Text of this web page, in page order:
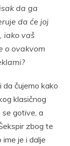
da ga
da će joj
iako vaš
o ovakvom
da čujemo kako
klasičnog
se gotive, a
zbog te
je i dalje